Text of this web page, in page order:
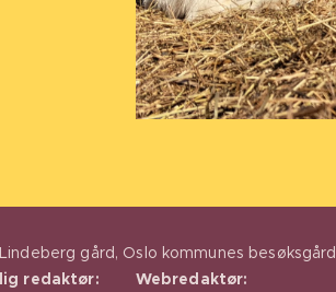
gård, Oslo kommunes besøksgård
redaktør: Webredaktør: